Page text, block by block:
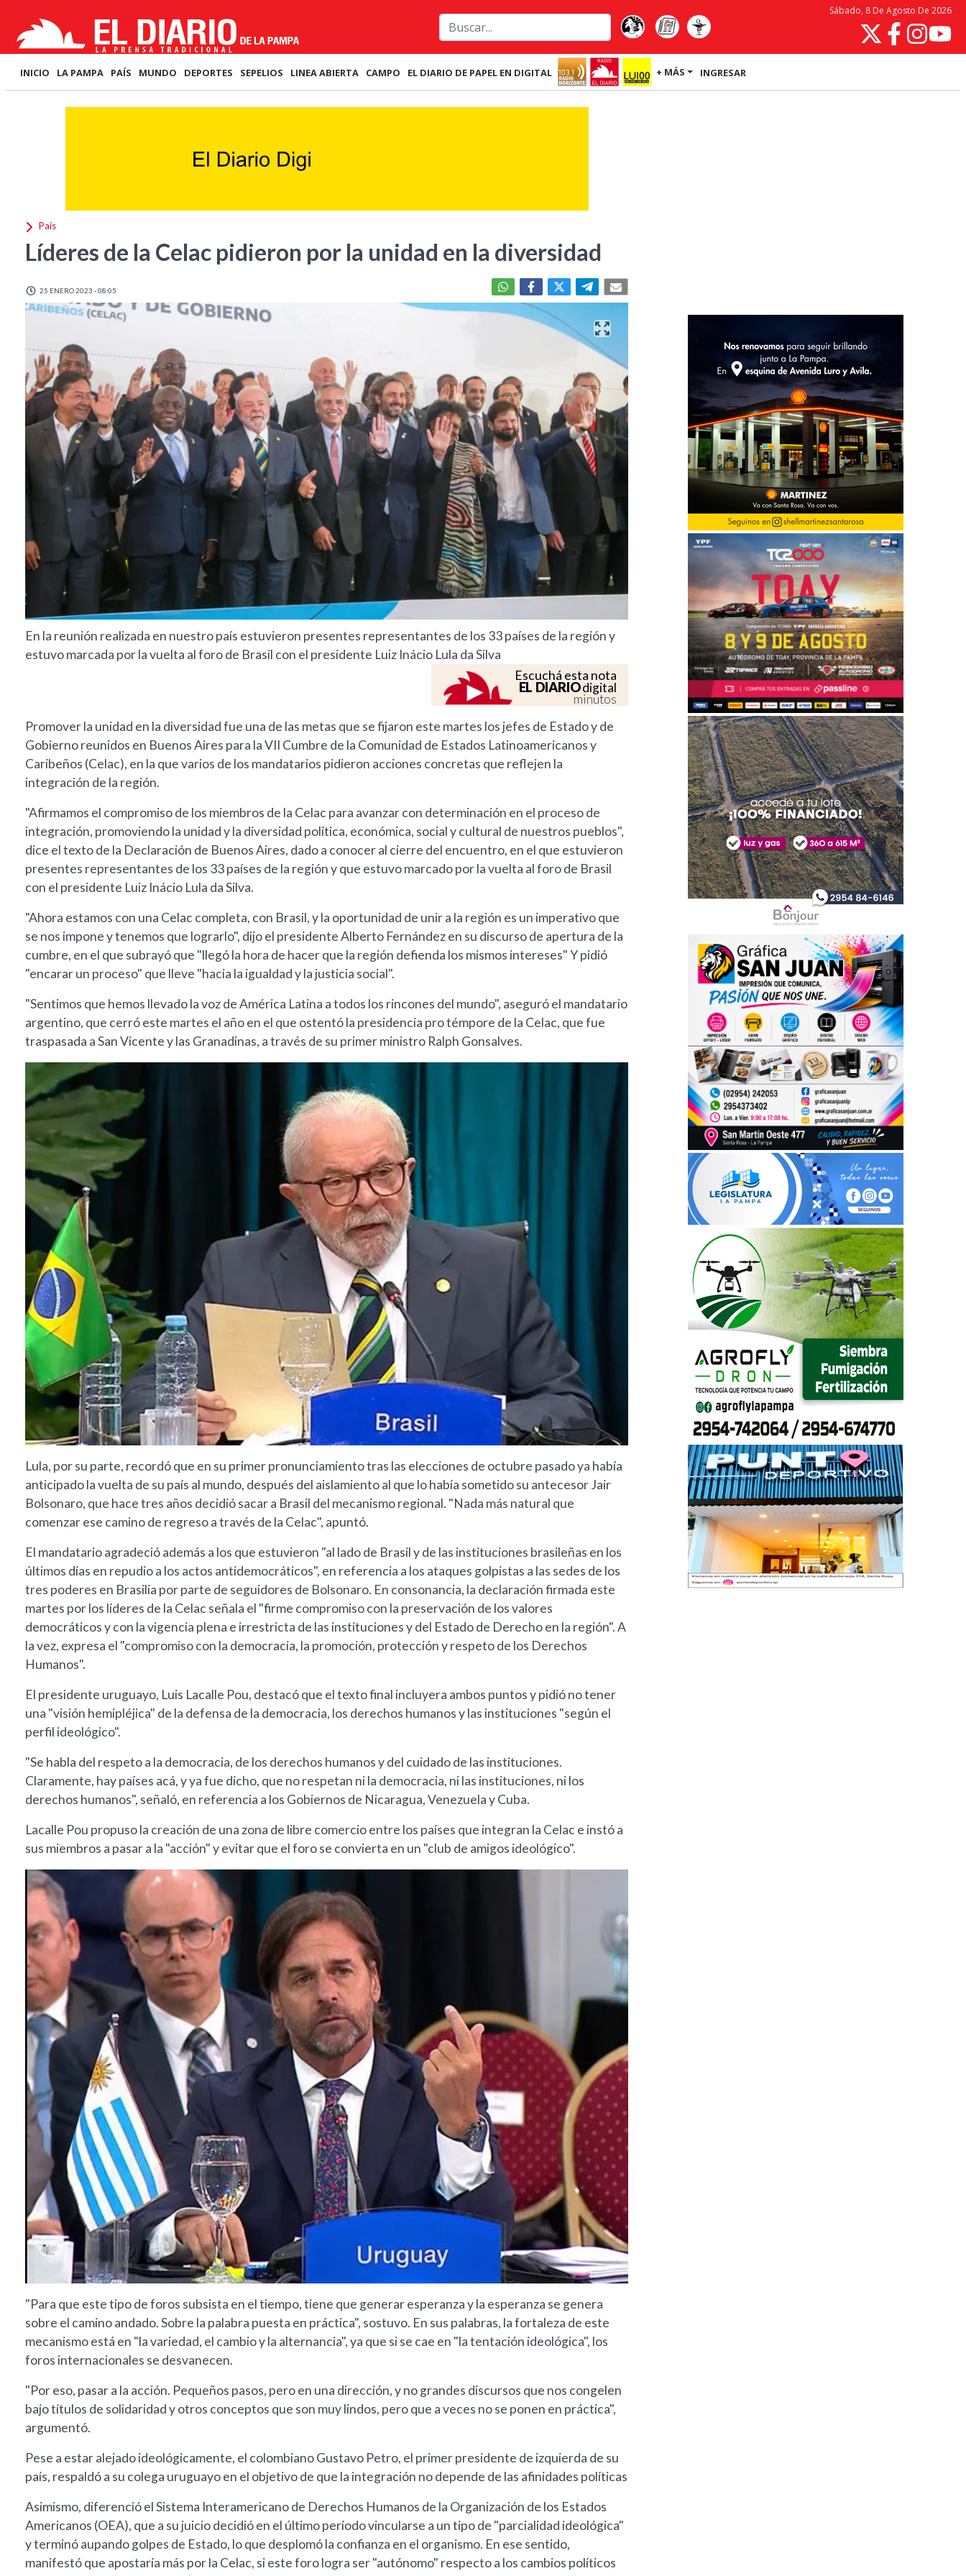
Sábado, 8 De Agosto De 2026
INICIO LA PAMPA PAÍS MUNDO DEPORTES SEPELIOS LINEA ABIERTA CAMPO EL DIARIO DE PAPEL EN DIGITAL + MÁS INGRESAR
País
Líderes de la Celac pidieron por la unidad en la diversidad
25 ENERO 2023 - 08:05
En la reunión realizada en nuestro país estuvieron presentes representantes de los 33 países de la región y
estuvo marcada por la vuelta al foro de Brasil con el presidente Luiz Inácio Lula da Silva
Escuchá esta nota
EL DIARIOdigital
minutos
Promover la unidad en la diversidad fue una de las metas que se fijaron este martes los jefes de Estado y de
Gobierno reunidos en Buenos Aires para la VII Cumbre de la Comunidad de Estados Latinoamericanos y
Caribeños (Celac), en la que varios de los mandatarios pidieron acciones concretas que reflejen la
integración de la región.
"Afirmamos el compromiso de los miembros de la Celac para avanzar con determinación en el proceso de
integración, promoviendo la unidad y la diversidad política, económica, social y cultural de nuestros pueblos",
dice el texto de la Declaración de Buenos Aires, dado a conocer al cierre del encuentro, en el que estuvieron
presentes representantes de los 33 países de la región y que estuvo marcado por la vuelta al foro de Brasil
con el presidente Luiz Inácio Lula da Silva.
"Ahora estamos con una Celac completa, con Brasil, y la oportunidad de unir a la región es un imperativo que
se nos impone y tenemos que lograrlo", dijo el presidente Alberto Fernández en su discurso de apertura de la
cumbre, en el que subrayó que "llegó la hora de hacer que la región defienda los mismos intereses" Y pidió
"encarar un proceso" que lleve "hacia la igualdad y la justicia social".
"Sentimos que hemos llevado la voz de América Latina a todos los rincones del mundo", aseguró el mandatario
argentino, que cerró este martes el año en el que ostentó la presidencia pro témpore de la Celac, que fue
traspasada a San Vicente y las Granadinas, a través de su primer ministro Ralph Gonsalves.
Lula, por su parte, recordó que en su primer pronunciamiento tras las elecciones de octubre pasado ya había
anticipado la vuelta de su país al mundo, después del aislamiento al que lo había sometido su antecesor Jair
Bolsonaro, que hace tres años decidió sacar a Brasil del mecanismo regional. "Nada más natural que
comenzar ese camino de regreso a través de la Celac", apuntó.
El mandatario agradeció además a los que estuvieron "al lado de Brasil y de las instituciones brasileñas en los
últimos días en repudio a los actos antidemocráticos", en referencia a los ataques golpistas a las sedes de los
tres poderes en Brasilia por parte de seguidores de Bolsonaro. En consonancia, la declaración firmada este
martes por los líderes de la Celac señala el "firme compromiso con la preservación de los valores
democráticos y con la vigencia plena e irrestricta de las instituciones y del Estado de Derecho en la región". A
la vez, expresa el "compromiso con la democracia, la promoción, protección y respeto de los Derechos
Humanos".
El presidente uruguayo, Luis Lacalle Pou, destacó que el texto final incluyera ambos puntos y pidió no tener
una "visión hemipléjica" de la defensa de la democracia, los derechos humanos y las instituciones "según el
perfil ideológico".
"Se habla del respeto a la democracia, de los derechos humanos y del cuidado de las instituciones.
Claramente, hay países acá, y ya fue dicho, que no respetan ni la democracia, ni las instituciones, ni los
derechos humanos", señaló, en referencia a los Gobiernos de Nicaragua, Venezuela y Cuba.
Lacalle Pou propuso la creación de una zona de libre comercio entre los países que integran la Celac e instó a
sus miembros a pasar a la "acción" y evitar que el foro se convierta en un "club de amigos ideológico".
"Para que este tipo de foros subsista en el tiempo, tiene que generar esperanza y la esperanza se genera
sobre el camino andado. Sobre la palabra puesta en práctica", sostuvo. En sus palabras, la fortaleza de este
mecanismo está en "la variedad, el cambio y la alternancia", ya que si se cae en "la tentación ideológica", los
foros internacionales se desvanecen.
"Por eso, pasar a la acción. Pequeños pasos, pero en una dirección, y no grandes discursos que nos congelen
bajo títulos de solidaridad y otros conceptos que son muy lindos, pero que a veces no se ponen en práctica",
argumentó.
Pese a estar alejado ideológicamente, el colombiano Gustavo Petro, el primer presidente de izquierda de su
país, respaldó a su colega uruguayo en el objetivo de que la integración no depende de las afinidades políticas
Asimismo, diferenció el Sistema Interamericano de Derechos Humanos de la Organización de los Estados
Americanos (OEA), que a su juicio decidió en el último período vincularse a un tipo de "parcialidad ideológica"
y terminó aupando golpes de Estado, lo que desplomó la confianza en el organismo. En ese sentido,
manifestó que apostaría más por la Celac, si este foro logra ser "autónomo" respecto a los cambios políticos